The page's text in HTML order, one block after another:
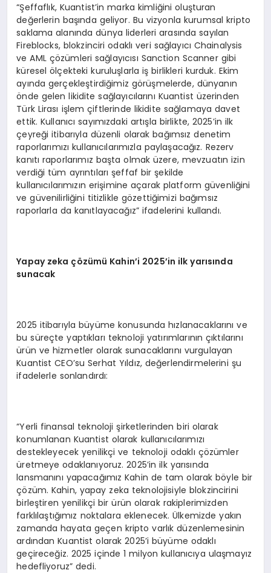
“Şeffaflık, Kuantist’in marka kimliğini oluşturan
değerlerin başında geliyor. Bu vizyonla kurumsal kripto
saklama alanında dünya liderleri arasında sayılan
Fireblocks, blokzinciri odaklı veri sağlayıcı Chainalysis
ve AML çözümleri sağlayıcısı Sanction Scanner gibi
küresel ölçekteki kuruluşlarla iş birlikleri kurduk. Ekim
ayında gerçekleştirdiğimiz görüşmelerde, dünyanın
önde gelen likidite sağlayıcılarını Kuantist üzerinden
Türk Lirası işlem çiftlerinde likidite sağlamaya davet
ettik. Kullanıcı sayımızdaki artışla birlikte, 2025’in ilk
çeyreği itibarıyla düzenli olarak bağımsız denetim
raporlarımızı kullanıcılarımızla paylaşacağız. Rezerv
kanıtı raporlarımız başta olmak üzere, mevzuatın izin
verdiği tüm ayrıntıları şeffaf bir şekilde
kullanıcılarımızın erişimine açarak platform güvenliğini
ve güvenilirliğini titizlikle gözettiğimizi bağımsız
raporlarla da kanıtlayacağız” ifadelerini kullandı.
Yapay zeka çözümü Kahin’i 2025’in ilk yarısında
sunacak
2025 itibarıyla büyüme konusunda hızlanacaklarını ve
bu süreçte yaptıkları teknoloji yatırımlarının çıktılarını
ürün ve hizmetler olarak sunacaklarını vurgulayan
Kuantist CEO’su Serhat Yıldız, değerlendirmelerini şu
ifadelerle sonlandırdı:
“Yerli finansal teknoloji şirketlerinden biri olarak
konumlanan Kuantist olarak kullanıcılarımızı
destekleyecek yenilikçi ve teknoloji odaklı çözümler
üretmeye odaklanıyoruz. 2025’in ilk yarısında
lansmanını yapacağımız Kahin de tam olarak böyle bir
çözüm. Kahin, yapay zeka teknolojisiyle blokzincirini
birleştiren yenilikçi bir ürün olarak rakiplerimizden
farklılaştığımız noktalara eklenecek. Ülkemizde yakın
zamanda hayata geçen kripto varlık düzenlemesinin
ardından Kuantist olarak 2025’i büyüme odaklı
geçireceğiz. 2025 içinde 1 milyon kullanıcıya ulaşmayız
hedefliyoruz” dedi.